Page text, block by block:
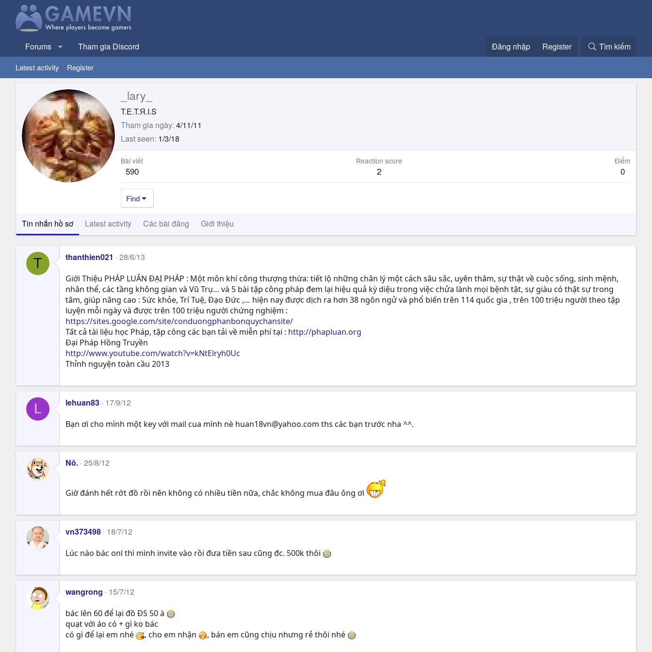
Forums Tham gia Discord Đăng nhập Register Tìm kiếm
Latest activity Register
_lary_
T.E.T.Я.I.S
Tham gia ngày 4/11/11
Last seen 1/3/18
Bài viết
590
Reaction score
2
Điểm
0
Find
Tin nhắn hồ sơ Latest activity Các bài đăng Giới thiệu
T thanthien021 28/6/13
Giới Thiệu PHÁP LUÂN ĐẠI PHÁP : Một môn khí công thượng thừa: tiết lộ những chân lý một cách sâu sắc, uyên thâm, sự thật về cuộc sống, sinh mệnh,
nhân thể, các tầng không gian và Vũ Trụ… và 5 bài tập công pháp đem lại hiệu quả kỳ diệu trong việc chửa lành mọi bệnh tật, sự giàu có thật sự trong
tâm, giúp nâng cao : Sức khỏe, Trí Tuệ, Ðạo Ðức ,… hiện nay được dịch ra hơn 38 ngôn ngử và phổ biến trên 114 quốc gia , trên 100 triệu người theo tập
luyện mỗi ngày và được trên 100 triệu người chứng nghiệm :
https://sites.google.com/site/conduongphanbonquychansite/
Tất cả tài liệu học Pháp, tập công các bạn tải về miễn phí tại : http://phapluan.org
Đại Pháp Hồng Truyền
http://www.youtube.com/watch?v=kNtElryh0Uc
Thỉnh nguyện toàn cầu 2013
L lehuan83 17/9/12
Bạn ơi cho mình một key với mail cua mình nè huan18vn@yahoo.com ths các bạn trước nha ^^.
Nô. 25/8/12
Giờ đánh hết rớt đồ rồi nên không có nhiều tiền nữa, chắc không mua đâu ông ơi
vn373498 18/7/12
Lúc nào bác onl thì mình invite vào rồi đưa tiền sau cũng đc. 500k thôi
wangrong 15/7/12
bác lên 60 để lại đồ ĐS 50 à
quạt với áo có + gì ko bác
có gì để lại em nhé
, cho em nhận , bán em cũng chịu nhưng rẻ thôi nhé